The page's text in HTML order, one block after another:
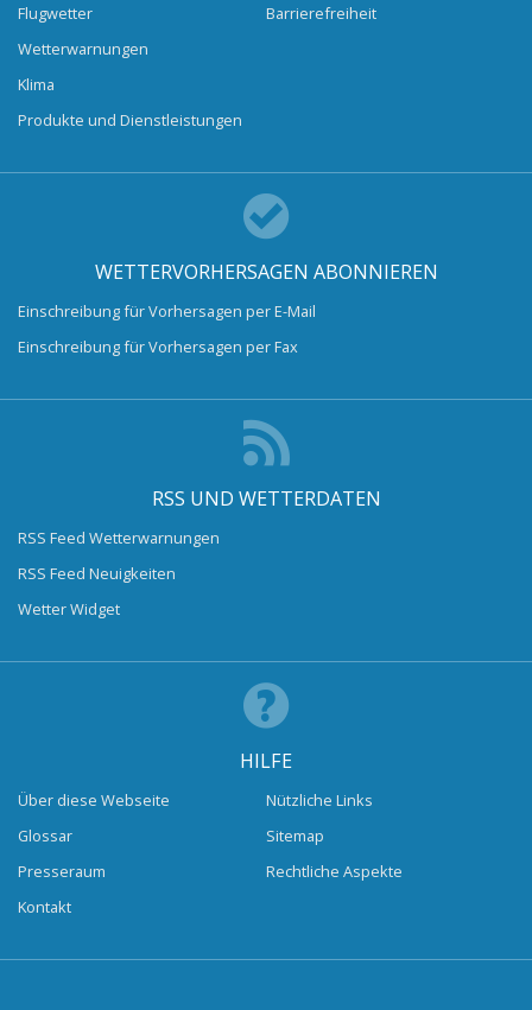
Flugwetter
Wetterwarnungen
Klima
Produkte und Dienstleistungen
Barrierefreiheit
WETTERVORHERSAGEN ABONNIEREN
Einschreibung für Vorhersagen per E-Mail
Einschreibung für Vorhersagen per Fax
RSS UND WETTERDATEN
RSS Feed Wetterwarnungen
RSS Feed Neuigkeiten
Wetter Widget
HILFE
Über diese Webseite
Glossar
Presseraum
Kontakt
Nützliche Links
Sitemap
Rechtliche Aspekte